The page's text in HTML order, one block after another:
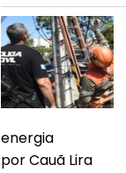
energia
por Cauã Lira